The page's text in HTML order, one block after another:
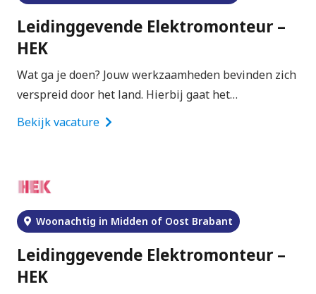
Leidinggevende Elektromonteur –
HEK
Wat ga je doen? Jouw werkzaamheden bevinden zich
verspreid door het land. Hierbij gaat het…
Bekijk vacature
Woonachtig in Midden of Oost Brabant
Leidinggevende Elektromonteur –
HEK